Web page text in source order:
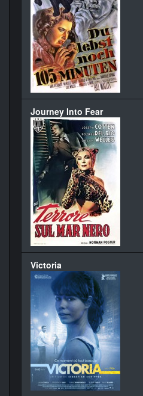
Journey Into Fear
Victoria